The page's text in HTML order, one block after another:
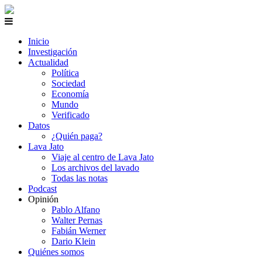
Inicio
Investigación
Actualidad
Política
Sociedad
Economía
Mundo
Verificado
Datos
¿Quién paga?
Lava Jato
Viaje al centro de Lava Jato
Los archivos del lavado
Todas las notas
Podcast
Opinión
Pablo Alfano
Walter Pernas
Fabián Werner
Dario Klein
Quiénes somos